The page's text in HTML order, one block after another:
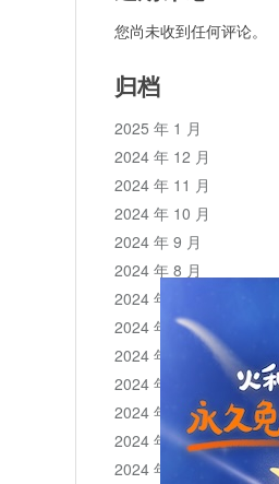
您尚未收到任何评论。
归档
2025 年 1 月
2024 年 12 月
2024 年 11 月
2024 年 10 月
2024 年 9 月
2024 年 8 月
2024 年 7 月
2024 年 6 月
2024 年 5 月
2024 年 4 月
2024 年 3 月
2024 年 2 月
2024 年 1 月